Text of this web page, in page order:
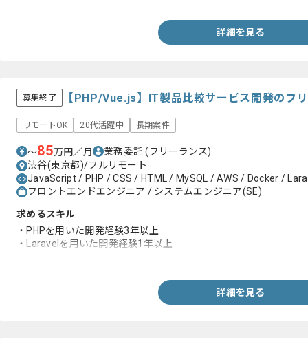
詳細を見る
募集終了 【PHP/Vue.js】IT製品比較サービス開発のフ
リモートOK 20代活躍中 長期案件
〜85万円／月 業務委託(フリーランス)
渋谷(東京都)/フルリモート
JavaScript / PHP / CSS / HTML / MySQL / AWS / Docker /
フロントエンドエンジニア / システムエンジニア(SE)
求めるスキル
・PHPを用いた開発経験3年以上
・Laravelを用いた開発経験1年以上
詳細を見る